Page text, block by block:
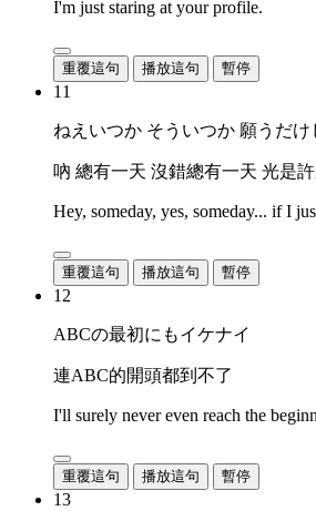
I'm just staring at your profile.
重覆這句 播放這句 暫停
11
ねえいつか そういつか 願うだけ
吶 總有一天 沒錯總有一天 光是
Hey, someday, yes, someday... if I
重覆這句 播放這句 暫停
12
ABCの最初にもイケナイ
連ABC的開頭都到不了
I'll surely never even reach the
重覆這句 播放這句 暫停
13